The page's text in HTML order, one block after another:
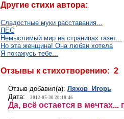
Другие стихи автора:
Сладостные муки расставания...
ПЁС
Немыслимый мир на страницах газет...
Но эта женщина! Она любви хотела
Я покажусь тебе...
Отзывы к стихотворению: 2
Отзыв добавил(а): Ляхов Игорь
Дата:
2012-05-30 20:10:46
Да, всё остается в